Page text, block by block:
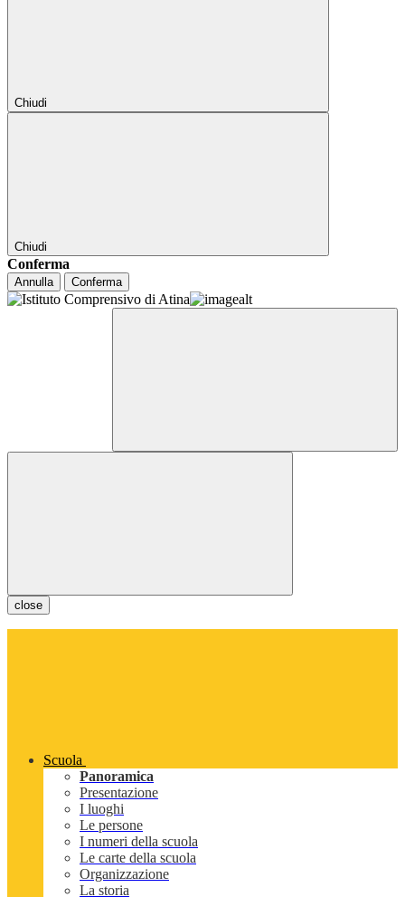
Chiudi
Chiudi
Conferma
Annulla Conferma
close
Scuola
Panoramica
Presentazione
I luoghi
Le persone
I numeri della scuola
Le carte della scuola
Organizzazione
La storia